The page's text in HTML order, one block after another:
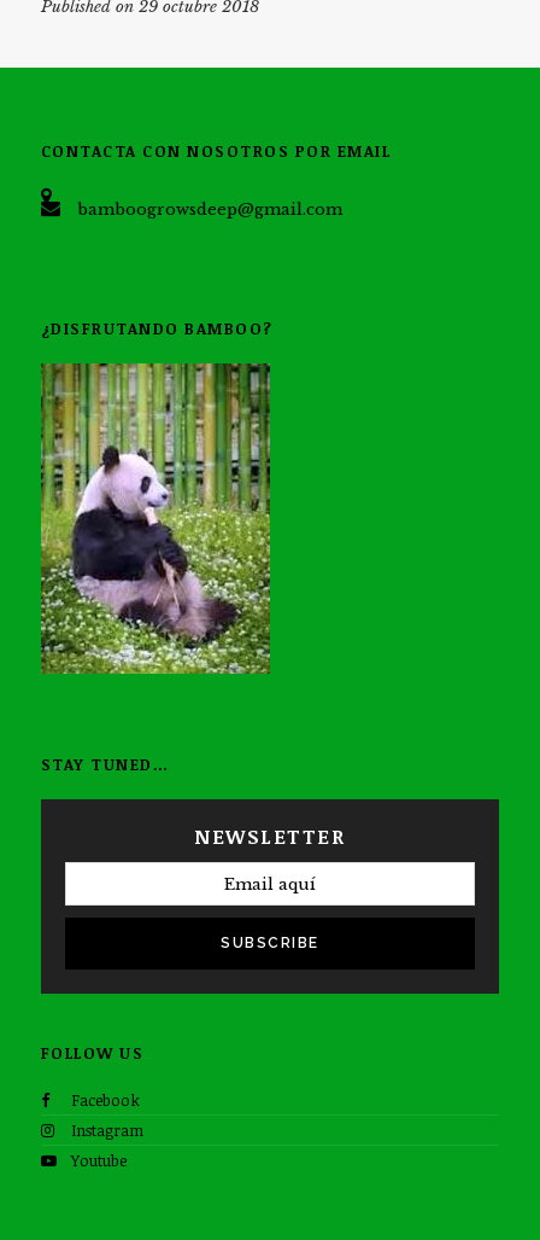
Published on 29 octubre 2018
CONTACTA CON NOSOTROS POR EMAIL
bamboogrowsdeep@gmail.com
¿DISFRUTANDO BAMBOO?
STAY TUNED…
NEWSLETTER
SUBSCRIBE
FOLLOW US
Facebook
Instagram
Youtube